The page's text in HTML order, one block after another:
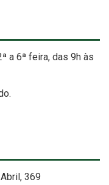
a 6ª feira, das 9h às
369